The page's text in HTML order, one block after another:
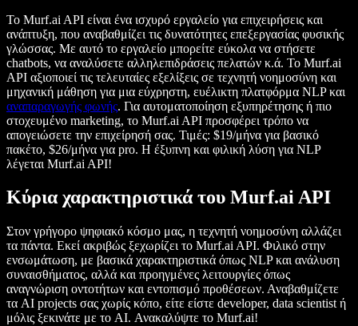
Το Murf.ai API είναι ένα ισχυρό εργαλείο για επιχειρήσεις και
ανάπτυξη, που αναβαθμίζει τις δυνατότητες επεξεργασίας φυσικής
γλώσσας. Με αυτό το εργαλείο μπορείτε εύκολα να στήσετε
chatbots, να αναλύσετε αλληλεπιδράσεις πελατών κ.ά. Το Murf.ai
API αξιοποιεί τις τελευταίες εξελίξεις σε τεχνητή νοημοσύνη και
μηχανική μάθηση για μια εύχρηστη, ευέλικτη πλατφόρμα NLP και
αναπαραγωγής φωνής. Για αυτοματοποίηση εξυπηρέτησης ή πιο
στοχευμένο marketing, το Murf.ai API προσφέρει τρόπο να
απογειώσετε την επιχείρησή σας. Τιμές: $19/μήνα για βασικό
πακέτο, $26/μήνα για pro. Η έξυπνη και φιλική λύση για NLP
λέγεται Murf.ai API!
Κύρια χαρακτηριστικά του Murf.ai API
Στον γρήγορο ψηφιακό κόσμο μας, η τεχνητή νοημοσύνη αλλάζει
τα πάντα. Εκεί ακριβώς ξεχωρίζει το Murf.ai API. Φιλικό στην
ενσωμάτωση, με βασικά χαρακτηριστικά όπως NLP και ανάλυση
συναισθήματος, αλλά και προηγμένες λειτουργίες όπως
αναγνώριση οντοτήτων και εντοπισμό προθέσεων. Αναβαθμίζετε
τα AI projects σας χωρίς κόπο, είτε είστε developer, data scientist ή
μόλις ξεκινάτε με το AI. Ανακαλύψτε το Murf.ai!